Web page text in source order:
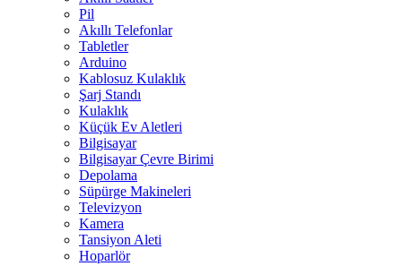
Pil
Akıllı Telefonlar
Tabletler
Arduino
Kablosuz Kulaklık
Şarj Standı
Kulaklık
Küçük Ev Aletleri
Bilgisayar
Bilgisayar Çevre Birimi
Depolama
Süpürge Makineleri
Televizyon
Kamera
Tansiyon Aleti
Hoparlör